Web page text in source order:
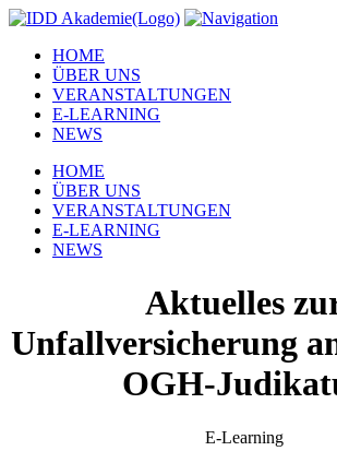
HOME
ÜBER UNS
VERANSTALTUNGEN
E-LEARNING
NEWS
HOME
ÜBER UNS
VERANSTALTUNGEN
E-LEARNING
NEWS
Aktuelles
Unfallversicherung
OGH-
E-Learning